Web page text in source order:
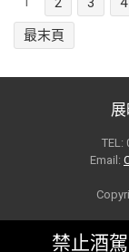
最末頁
TEL:
Email:
禁止酒